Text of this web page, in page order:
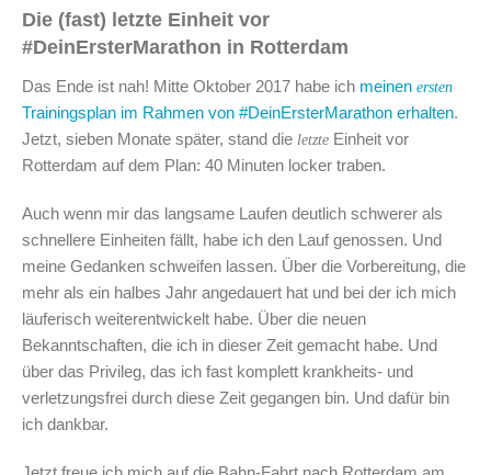
Die (fast) letzte Einheit vor
#DeinErsterMarathon in Rotterdam
Das Ende ist nah! Mitte Oktober 2017 habe ich meinen ersten
Trainingsplan im Rahmen von #DeinErsterMarathon erhalten.
Jetzt, sieben Monate später, stand die letzte Einheit vor
Rotterdam auf dem Plan: 40 Minuten locker traben.
Auch wenn mir das langsame Laufen deutlich schwerer als
schnellere Einheiten fällt, habe ich den Lauf genossen. Und
meine Gedanken schweifen lassen. Über die Vorbereitung, die
mehr als ein halbes Jahr angedauert hat und bei der ich mich
läuferisch weiterentwickelt habe. Über die neuen
Bekanntschaften, die ich in dieser Zeit gemacht habe. Und
über das Privileg, das ich fast komplett krankheits- und
verletzungsfrei durch diese Zeit gegangen bin. Und dafür bin
ich dankbar.